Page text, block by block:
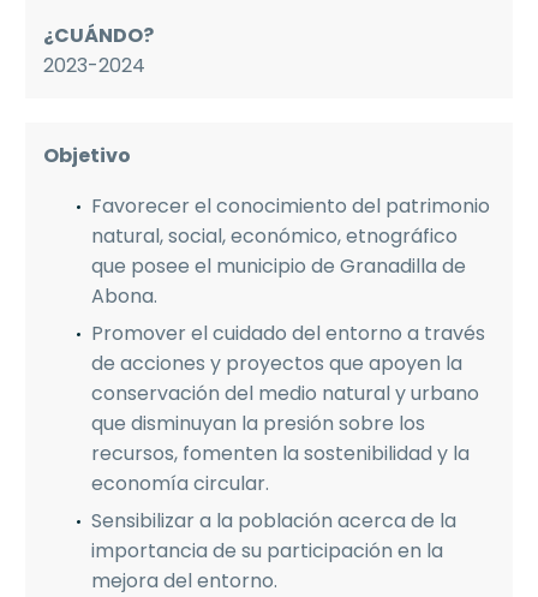
¿CUÁNDO?
2023-2024
Objetivo
Favorecer el conocimiento del patrimonio
natural, social, económico, etnográfico
que posee el municipio de Granadilla de
Abona.
Promover el cuidado del entorno a través
de acciones y proyectos que apoyen la
conservación del medio natural y urbano
que disminuyan la presión sobre los
recursos, fomenten la sostenibilidad y la
economía circular.
Sensibilizar a la población acerca de la
importancia de su participación en la
mejora del entorno.